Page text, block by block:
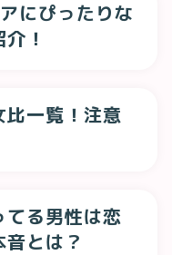
にぴったりな
！
一覧！注意
てる男性は恋
とは？